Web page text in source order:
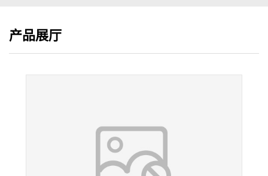
产品展厅